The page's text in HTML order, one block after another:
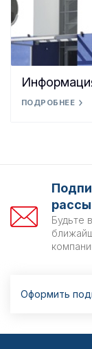
ПОДРОБНЕЕ
Будьте
Оформить